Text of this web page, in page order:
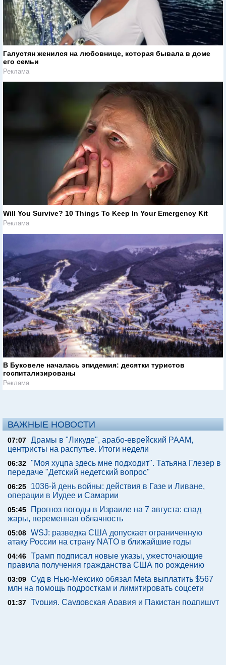
Галустян женился на любовнице, которая бывала в доме
его семьи
Реклама
Will You Survive? 10 Things To Keep In Your Emergency Kit
Реклама
В Буковеле началась эпидемия: десятки туристов
госпитализированы
Реклама
ВАЖНЫЕ НОВОСТИ
07:07 Драмы в "Ликуде", арабо-еврейский РААМ,
центристы на распутье. Итоги недели
06:32 "Моя хуцпа здесь мне подходит". Татьяна Глезер в
передаче "Детский недетский вопрос"
06:25
1036-й день войны: действия в Газе и Ливане,
операции в Иудее и Самарии
05:45
Прогноз погоды в Израиле на 7 августа: спад
жары, переменная облачность
05:08 WSJ: разведка США допускает ограниченную
атаку России на страну NATO в ближайшие годы
04:46 Трамп подписал новые указы, ужесточающие
правила получения гражданства США по рождению
03:09 Суд в Нью-Мексико обязал Meta выплатить $567
млн на помощь подросткам и лимитировать соцсети
01:37 Турция, Саудовская Аравия и Пакистан подпишут